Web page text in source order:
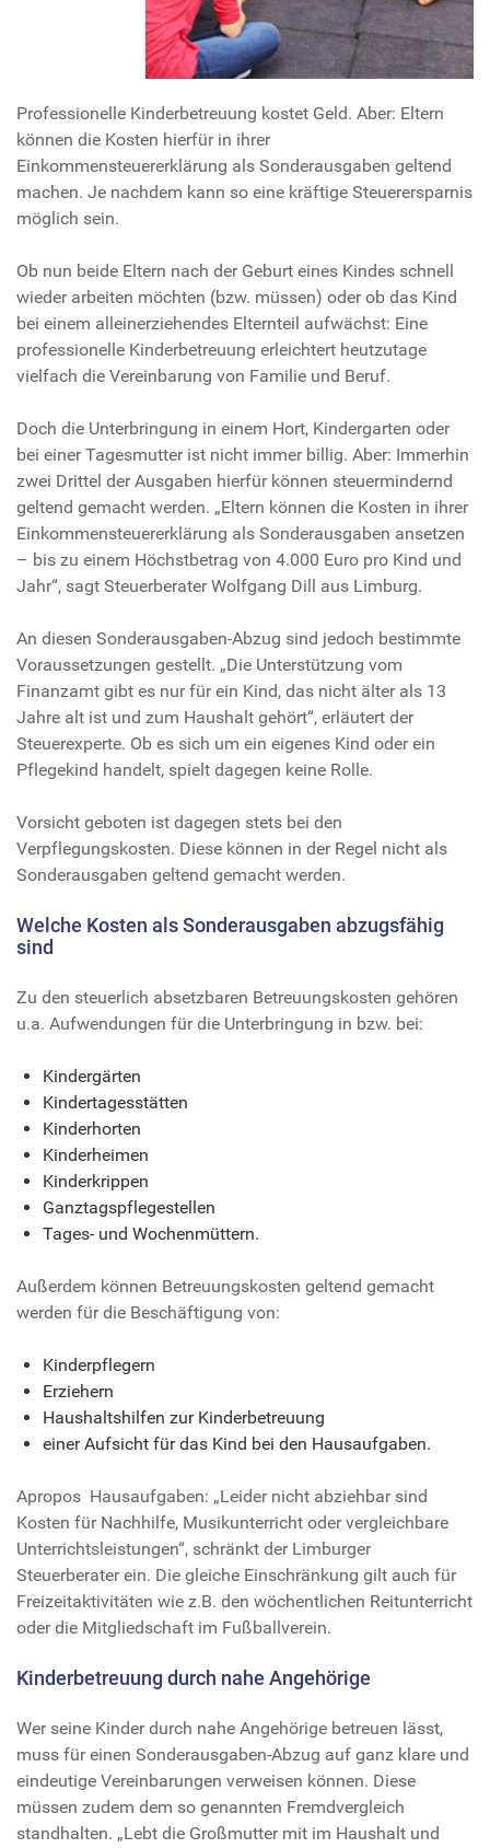
Professionelle Kinderbetreuung kostet Geld. Aber: Eltern
können die Kosten hierfür in ihrer
Einkommensteuererklärung als Sonderausgaben geltend
machen. Je nachdem kann so eine kräftige Steuerersparnis
möglich sein.
Ob nun beide Eltern nach der Geburt eines Kindes schnell
wieder arbeiten möchten (bzw. müssen) oder ob das Kind
bei einem alleinerziehendes Elternteil aufwächst: Eine
professionelle Kinderbetreuung erleichtert heutzutage
vielfach die Vereinbarung von Familie und Beruf.
Doch die Unterbringung in einem Hort, Kindergarten oder
bei einer Tagesmutter ist nicht immer billig. Aber: Immerhin
zwei Drittel der Ausgaben hierfür können steuermindernd
geltend gemacht werden. „Eltern können die Kosten in ihrer
Einkommensteuererklärung als Sonderausgaben ansetzen
– bis zu einem Höchstbetrag von 4.000 Euro pro Kind und
Jahr“, sagt Steuerberater Wolfgang Dill aus Limburg.
An diesen Sonderausgaben-Abzug sind jedoch bestimmte
Voraussetzungen gestellt. „Die Unterstützung vom
Finanzamt gibt es nur für ein Kind, das nicht älter als 13
Jahre alt ist und zum Haushalt gehört“, erläutert der
Steuerexperte. Ob es sich um ein eigenes Kind oder ein
Pflegekind handelt, spielt dagegen keine Rolle.
Vorsicht geboten ist dagegen stets bei den
Verpflegungskosten. Diese können in der Regel nicht als
Sonderausgaben geltend gemacht werden.
Welche Kosten als Sonderausgaben abzugsfähig
sind
Zu den steuerlich absetzbaren Betreuungskosten gehören
u.a. Aufwendungen für die Unterbringung in bzw. bei:
Kindergärten
Kindertagesstätten
Kinderhorten
Kinderheimen
Kinderkrippen
Ganztagspflegestellen
Tages- und Wochenmüttern.
Außerdem können Betreuungskosten geltend gemacht
werden für die Beschäftigung von:
Kinderpflegern
Erziehern
Haushaltshilfen zur Kinderbetreuung
einer Aufsicht für das Kind bei den Hausaufgaben.
Apropos Hausaufgaben: „Leider nicht abziehbar sind
Kosten für Nachhilfe, Musikunterricht oder vergleichbare
Unterrichtsleistungen“, schränkt der Limburger
Steuerberater ein. Die gleiche Einschränkung gilt auch für
Freizeitaktivitäten wie z.B. den wöchentlichen Reitunterricht
oder die Mitgliedschaft im Fußballverein.
Kinderbetreuung durch nahe Angehörige
Wer seine Kinder durch nahe Angehörige betreuen lässt,
muss für einen Sonderausgaben-Abzug auf ganz klare und
eindeutige Vereinbarungen verweisen können. Diese
müssen zudem dem so genannten Fremdvergleich
standhalten. „Lebt die Großmutter mit im Haushalt und